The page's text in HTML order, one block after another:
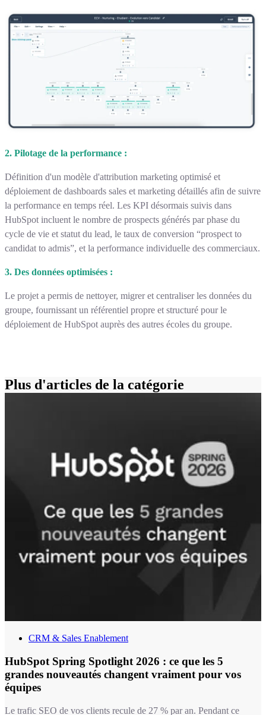
2. Pilotage de la performance :
Définition d'un modèle d'attribution marketing optimisé et
déploiement de dashboards sales et marketing détaillés afin de suivre
la performance en temps réel. Les KPI désormais suivis dans
HubSpot incluent le nombre de prospects générés par phase du
cycle de vie et statut du lead, le taux de conversion “prospect to
candidat to admis”, et la performance individuelle des commerciaux.
3. Des données optimisées :
Le projet a permis de nettoyer, migrer et centraliser les données du
groupe, fournissant un référentiel propre et structuré pour le
déploiement de HubSpot auprès des autres écoles du groupe.
Plus d'articles de la catégorie
CRM & Sales Enablement
HubSpot Spring Spotlight 2026 : ce que les 5
grandes nouveautés changent vraiment pour vos
équipes
Le trafic SEO de vos clients recule de 27 % par an. Pendant ce